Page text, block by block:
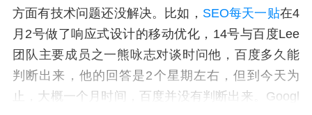
方面有技术问题还没解决。比如， SEO每天一贴在4
月2号做了响应式设计的移动优化，14号与百度Lee
团队主要成员之一熊咏志对谈时问他，百度多久能
判断出来，他的回答是2个星期左右，但到今天为
止，大概一个月时间，百度并没有判断出来。Googl